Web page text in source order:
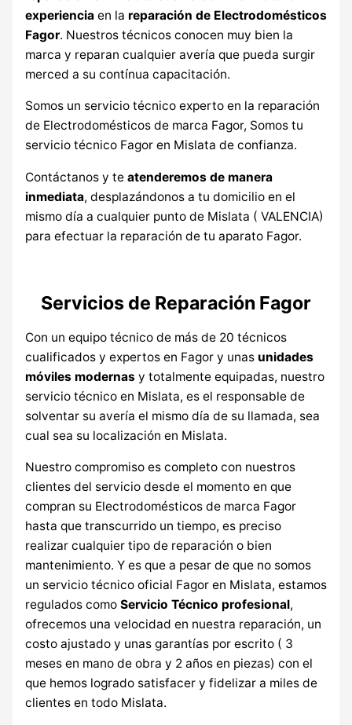
experienciaen la reparación de Electrodomésticos
Fagor. Nuestros técnicos conocen muy bien la
marca y reparan cualquier avería que pueda surgir
merced a su contínua capacitación.
Somos un servicio técnico experto en la reparación
de Electrodomésticos de marca Fagor, Somos tu
servicio técnico Fagor en Mislata de confianza.
Contáctanos y te atenderemos de manera
inmediata, desplazándonos a tu domicilio en el
mismo día a cualquier punto de Mislata ( VALENCIA)
para efectuar la reparación de tu aparato Fagor.
Servicios de Reparación Fagor
Con un equipo técnico de más de 20 técnicos
cualificados y expertos en Fagor y unas unidades
móviles modernasy totalmente equipadas, nuestro
servicio técnico en Mislata, es el responsable de
solventar su avería el mismo día de su llamada, sea
cual sea su localización en Mislata.
Nuestro compromiso es completo con nuestros
clientes del servicio desde el momento en que
compran su Electrodomésticos de marca Fagor
hasta que transcurrido un tiempo, es preciso
realizar cualquier tipo de reparación o bien
mantenimiento. Y es que a pesar de que no somos
un servicio técnico oficial Fagor en Mislata, estamos
regulados como Servicio Técnico profesional,
ofrecemos una velocidad en nuestra reparación, un
costo ajustado y unas garantías por escrito ( 3
meses en mano de obra y 2 años en piezas) con el
que hemos logrado satisfacer y fidelizar a miles de
clientes en todo Mislata.